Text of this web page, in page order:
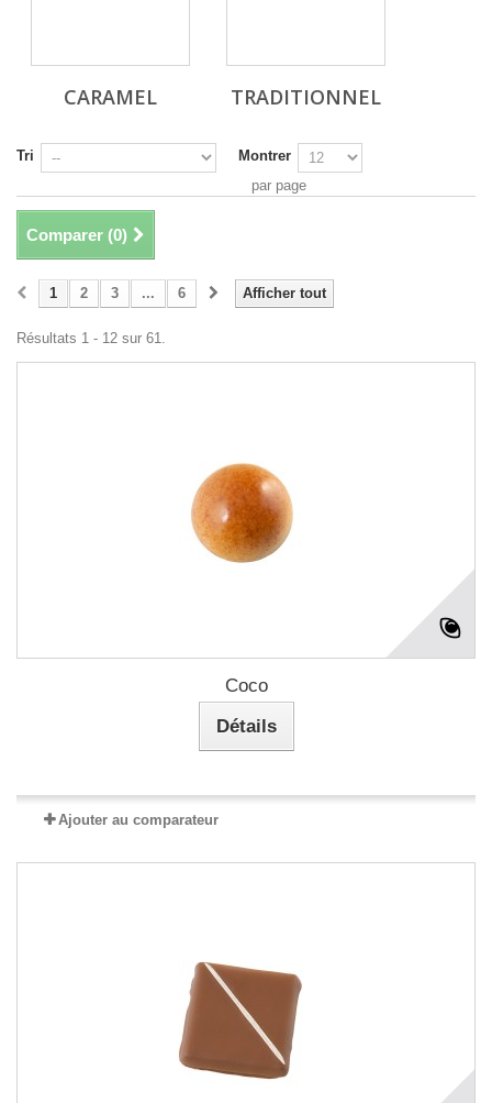
CARAMEL TRADITIONNEL
Tri
Montrer
par page
Comparer (0)
Afficher tout
1 2 3 ... 6
Résultats 1 - 12 sur 61.
Coco
Détails
Ajouter au comparateur